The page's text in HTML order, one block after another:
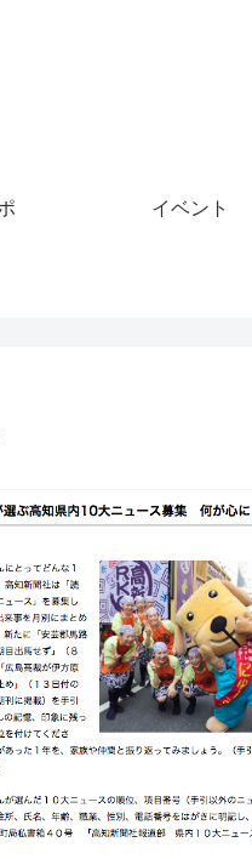
イベント